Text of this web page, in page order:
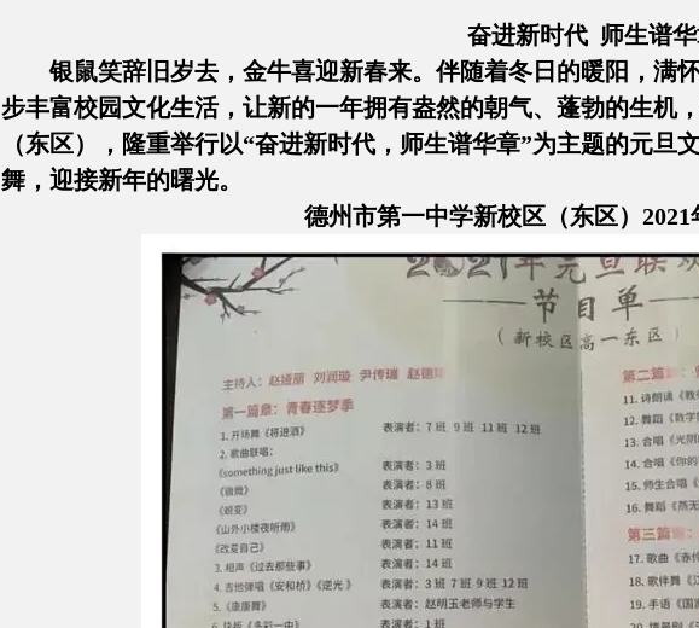
奋进新时代 师生谱
银鼠笑辞旧岁去，金牛喜迎新春来。伴随着冬日的暖阳，满
步丰富校园文化生活，让新的一年拥有盎然的朝气、蓬勃的生机
（东区），隆重举行以“奋进新时代，师生谱华章”为主题的元旦
舞，迎接新年的曙光。
德州市第一中学新校区（东区）